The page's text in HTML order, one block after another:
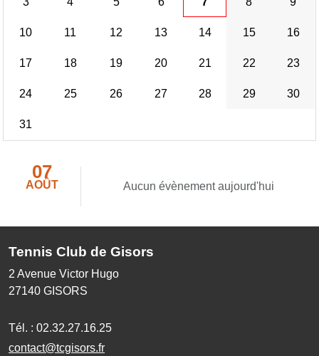
10 11 12 13 14 15 16
17 18 19 20 21 22 23
24 25 26 27 28 29 30
31
07
AOÛT Aucun évènement aujourd'hui
Tennis Club de Gisors
2 Avenue Victor Hugo
27140 GISORS
Tél. : 02.32.27.16.25
contact@tcgisors.fr